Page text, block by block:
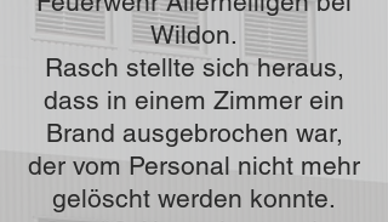
Wildon.
Rasch stellte sich heraus,
dass in einem Zimmer ein
Brand ausgebrochen war,
der vom Personal nicht mehr
gelöscht werden konnte.